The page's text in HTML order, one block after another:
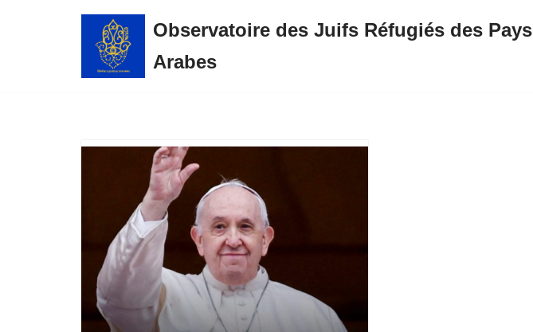
Observatoire des Juifs Réfugiés des Pays
Arabes